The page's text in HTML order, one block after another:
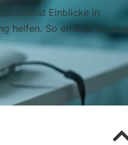
Einblicke in
helfen. So erhältst du